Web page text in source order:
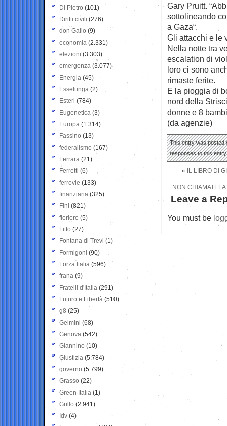
Gary Pruitt.
sottolineando
a Gaza“.
Gli attacchi e le
Nella notte tra
escalation di
loro ci sono
rimaste ferite.
E la pioggia di
nord della
donne e 8
(da agenzie)
This entry was posted
responses to this
« IL LIBRO DI
NON
Leave a
You must be
Di Pietro (101)
Diritti civili (276)
don Gallo (9)
economia (2.331)
elezioni (3.303)
emergenza (3.077)
Energia (45)
Esselunga (2)
Esteri (784)
Eugenetica (3)
Europa (1.314)
Fassino (13)
federalismo (167)
Ferrara (21)
Ferretti (6)
ferrovie (133)
finanziaria (325)
Fini (821)
fioriere (5)
Fitto (27)
Fontana di Trevi (1)
Formigoni (90)
Forza Italia (596)
frana (9)
Fratelli d'Italia (291)
Futuro e Libertà (510)
g8 (25)
Gelmini (68)
Genova (542)
Giannino (10)
Giustizia (5.784)
governo (5.799)
Grasso (22)
Green Italia (1)
Grillo (2.941)
Idv (4)